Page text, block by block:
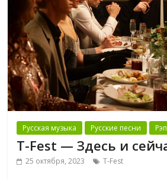
Русская музыка Русские песни
T-Fest — Здесь и
25 октября, 2023 T-Fest